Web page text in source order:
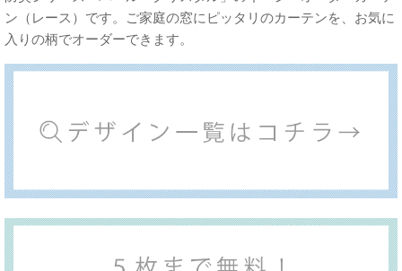
ン（レース）です。ご家庭の窓にピッタリのカーテンを、お気に
入りの柄でオーダーできます。